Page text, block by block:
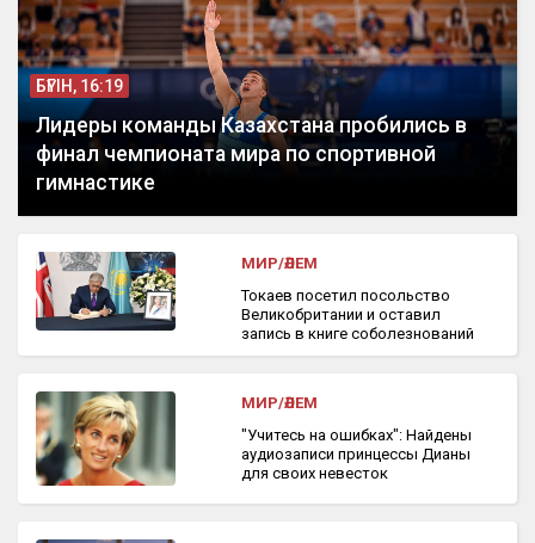
БҮГІН, 16:19
Лидеры команды Казахстана пробились в
финал чемпионата мира по спортивной
гимнастике
МИР/ӘЛЕМ
Токаев посетил посольство
Великобритании и оставил
запись в книге соболезнований
МИР/ӘЛЕМ
"Учитесь на ошибках": Найдены
аудиозаписи принцессы Дианы
для своих невесток